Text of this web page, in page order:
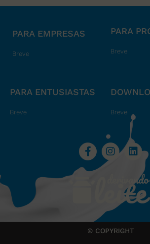
PARA EMPRESAS
Breve
PARA
Breve
PARA ENTUSIASTAS
Breve Breve
© COPYRIGHT